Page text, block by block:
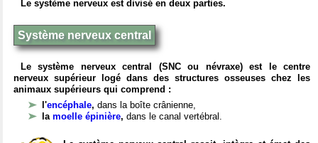
Le système nerveux est divisé en deux parties.
Système nerveux central
Le système nerveux central (SNC ou névraxe) est le centre
nerveux supérieur logé dans des structures osseuses chez les
animaux supérieurs qui comprend :
l'encéphale, dans la boîte crânienne,
la moelle épinière, dans le canal vertébral.